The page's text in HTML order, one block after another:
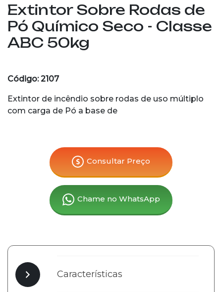
Extintor Sobre Rodas de
Pó Químico Seco - Classe
ABC 50kg
Código: 2107
Extintor de incêndio sobre rodas de uso múltiplo
com carga de Pó a base de
Consultar Preço
Chame no WhatsApp
Características